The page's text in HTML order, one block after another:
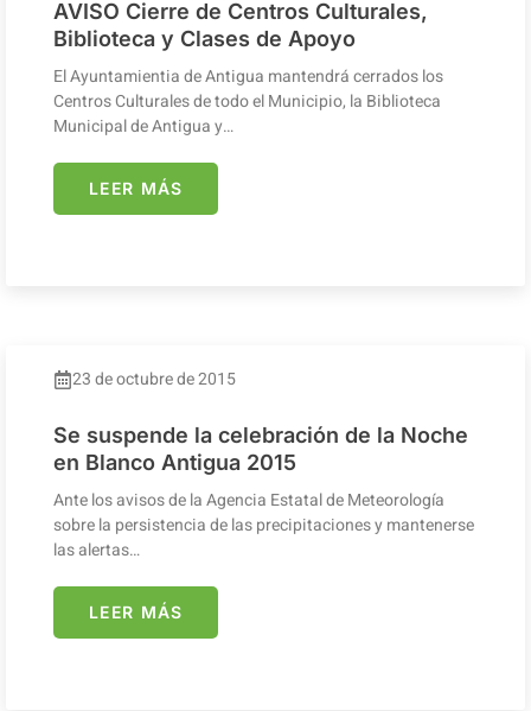
AVISO Cierre de Centros Culturales,
Biblioteca y Clases de Apoyo
El Ayuntamientia de Antigua mantendrá cerrados los
Centros Culturales de todo el Municipio, la Biblioteca
Municipal de Antigua y…
LEER MÁS
23 de octubre de 2015
Se suspende la celebración de la Noche
en Blanco Antigua 2015
Ante los avisos de la Agencia Estatal de Meteorología
sobre la persistencia de las precipitaciones y mantenerse
las alertas…
LEER MÁS